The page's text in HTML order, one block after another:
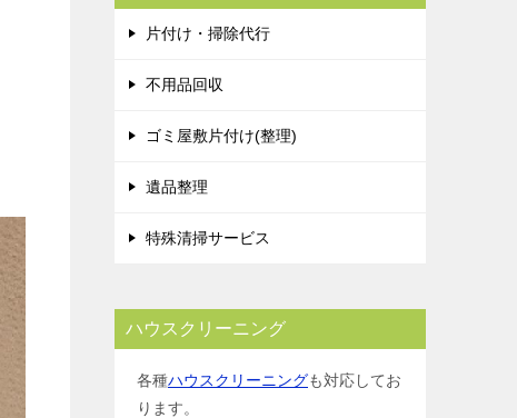
片付け・掃除代行
不用品回収
ゴミ屋敷片付け(整理)
遺品整理
特殊清掃サービス
ハウスクリーニング
各種ハウスクリーニングも対応してお
ります。